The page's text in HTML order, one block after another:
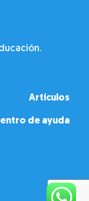
Artículos
de ayuda